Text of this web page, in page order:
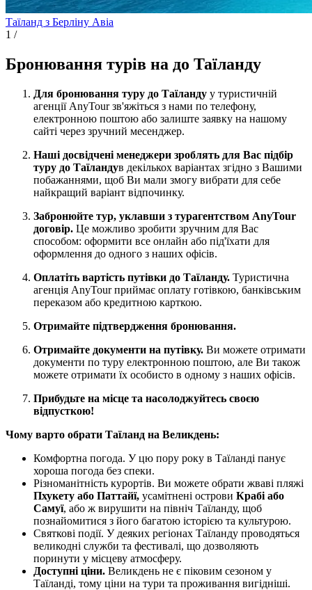
Таїланд з Берліну Авіа
1 /
Бронювання турів на до Таїланду
Для бронювання туру до Таїланду у туристичній
агенції AnyTour зв'яжіться з нами по телефону,
електронною поштою або залиште заявку на нашому
сайті через зручний месенджер.
Наші досвідчені менеджери зроблять для Вас підбір
туру до Таїландув декількох варіантах згідно з Вашими
побажаннями, щоб Ви мали змогу вибрати для себе
найкращий варіант відпочинку.
Забронюйте тур, уклавши з турагентством AnyTour
договір. Це можливо зробити зручним для Вас
способом: оформити все онлайн або під'їхати для
оформлення до одного з наших офісів.
Оплатіть вартість путівки до Таїланду. Туристична
агенція AnyTour приймає оплату готівкою, банківським
переказом або кредитною карткою.
Отримайте підтвердження бронювання.
Отримайте документи на путівку. Ви можете отримати
документи по туру електронною поштою, але Ви також
можете отримати їх особисто в одному з наших офісів.
Прибудьте на місце та насолоджуйтесь своєю
відпусткою!
Чому варто обрати Таїланд на Великдень:
Комфортна погода. У цю пору року в Таїланді панує
хороша погода без спеки.
Різноманітність курортів. Ви можете обрати жваві пляжі
Пхукету або Паттайї, усамітнені острови Крабі або
Самуї, або ж вирушити на північ Таїланду, щоб
познайомитися з його багатою історією та культурою.
Святкові події. У деяких регіонах Таїланду проводяться
великодні служби та фестивалі, що дозволяють
поринути у місцеву атмосферу.
Доступні ціни. Великдень не є піковим сезоном у
Таїланді, тому ціни на тури та проживання вигідніші.